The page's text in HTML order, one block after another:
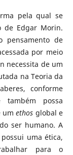
pela qual se
de Edgar Morin.
pensamento de
por meio
necessita de um
na Teoria da
conforme
também possa
umethos global e
ser humano. A
uma ética,
para o